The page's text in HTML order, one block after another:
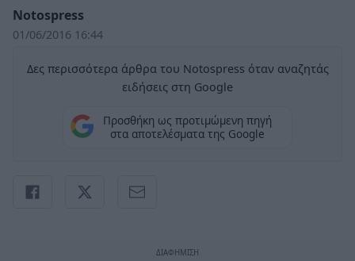
Notospress
01/06/2016 16:44
Δες περισσότερα άρθρα του Notospress όταν αναζητάς
ειδήσεις στη Google
Προσθήκη ως προτιμώμενη πηγή
στα αποτελέσματα της Google